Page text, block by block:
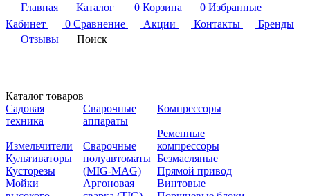
Главная
Каталог 0 Корзина 0 Избранные
Кабинет
0 Сравнение Акции Контакты
Бренды
Отзывы
Поиск
Каталог товаров
Садовая
техника
Измельчители
Культиваторы
Кусторезы
Мойки
Сварочные
аппараты
Сварочные
полуавтоматы
(MIG-MAG)
Аргоновая
Компрессоры
Ременные
компрессоры
Безмасляные
Прямой привод
Винтовые